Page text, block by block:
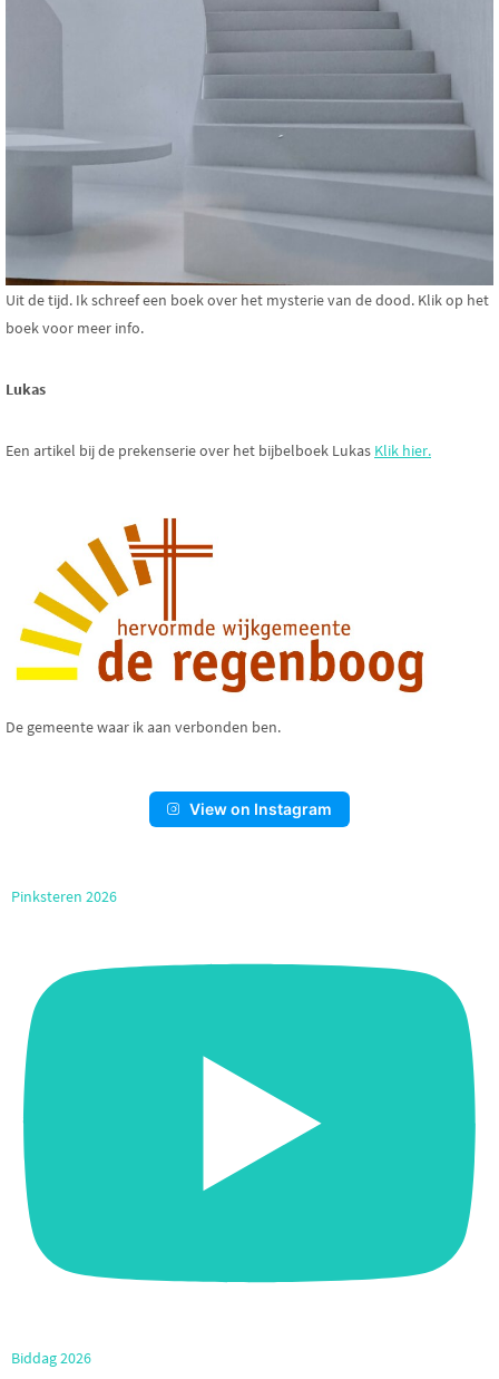
Uit de tijd. Ik schreef een boek over het mysterie van de dood. Klik op het
boek voor meer info.
Lukas
Een artikel bij de prekenserie over het bijbelboek Lukas Klik hier.
De gemeente waar ik aan verbonden ben.
View on Instagram
Pinksteren 2026
Biddag 2026